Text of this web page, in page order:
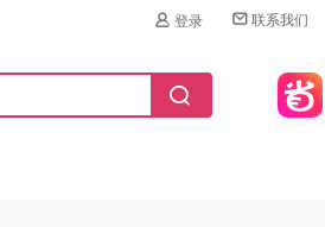
登录 联系我们